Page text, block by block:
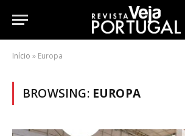
Início » Europa
BROWSING: EUROPA